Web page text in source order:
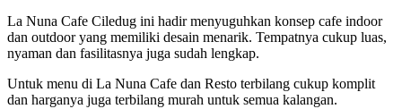
La Nuna Cafe Ciledug ini hadir menyuguhkan konsep cafe indoor
dan outdoor yang memiliki desain menarik. Tempatnya cukup luas,
nyaman dan fasilitasnya juga sudah lengkap.
Untuk menu di La Nuna Cafe dan Resto terbilang cukup komplit
dan harganya juga terbilang murah untuk semua kalangan.